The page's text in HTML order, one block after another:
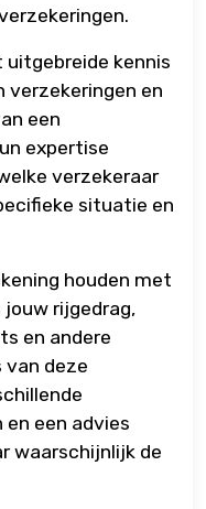
uitgebreide kennis
verzekeringen en
een
expertise
verzekeraar
situatie en
houden met
rijgedrag,
en andere
van deze
een advies
waarschijnlijk de